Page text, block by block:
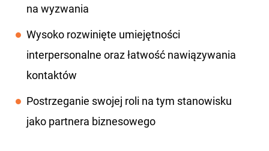
na wyzwania
Wysoko rozwinięte umiejętności
interpersonalne oraz łatwość nawiązywania
kontaktów
Postrzeganie swojej roli na tym stanowisku
jako partnera biznesowego